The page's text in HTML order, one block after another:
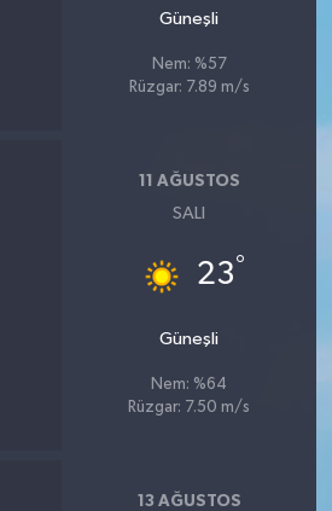
Güneşli
Nem: %57
Rüzgar: 7.89 m/s
11 AĞUSTOS
SALI
23°
Güneşli
Nem: %64
Rüzgar: 7.50 m/s
13 AĞUSTOS